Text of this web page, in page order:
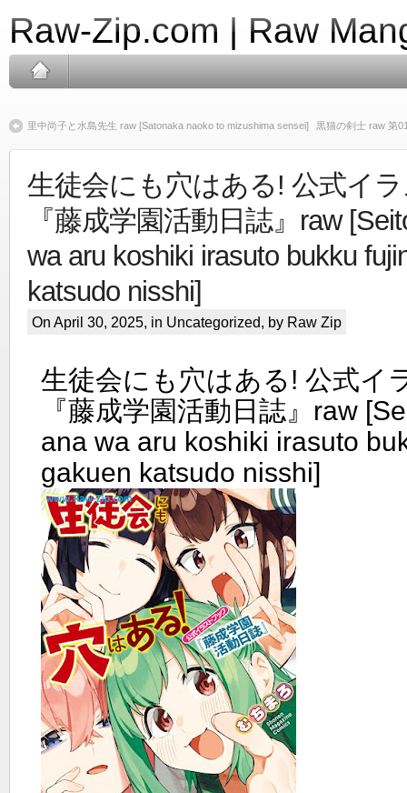
Raw-Zip.com | Raw
里中尚子と水島先生 raw [Satonaka naoko to mizushima sensei] 黒猫の剣士 raw 第
生徒会にも穴はある! 公式イ
『藤成学園活動日誌』raw
wa aru koshiki irasuto bukku
katsudo nisshi]
On April 30, 2025, in Uncategorized, by Raw Zip
生徒会にも穴はある! 公式イ
『藤成学園活動日誌』raw
ana wa aru koshiki irasuto
gakuen katsudo nisshi]